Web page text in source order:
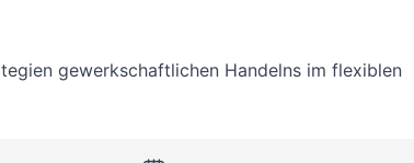
gewerkschaftlichen Handelns im flexiblen